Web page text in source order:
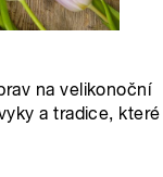
na velikonoční
a tradice, které